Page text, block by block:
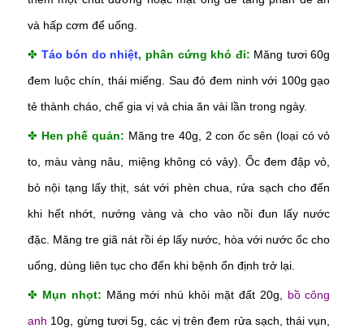
và hấp cơm để uống.
✤ Táo bón do nhiệt, phân cứng khó đi: Măng tươi 60g
đem luộc chín, thái miếng. Sau đó đem ninh với 100g gạo
tẻ thành cháo, chế gia vị và chia ăn vài lần trong ngày.
✤ Hen phế quản: Măng tre 40g, 2 con ốc sên (loại có vỏ
to, màu vàng nâu, miệng không có vảy). Ốc đem đập vỏ,
bỏ nội tạng lấy thịt, sát với phèn chua, rửa sạch cho đến
khi hết nhớt, nướng vàng và cho vào nồi đun lấy nước
đặc. Măng tre giã nát rồi ép lấy nước, hòa với nước ốc cho
uống, dùng liên tục cho đến khi bệnh ổn định trở lại.
✤ Mụn nhọt: Măng mới nhú khỏi mặt đất 20g, bồ công
anh 10g, gừng tươi 5g, các vị trên đem rửa sạch, thái vụn,